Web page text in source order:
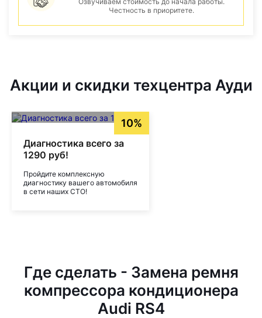
Честность в приоритете.
Акции и скидки техцентра Ауди
10%
Диагностика всего за
1290 руб!
Пройдите комплексную
диагностику вашего автомобиля
в сети наших СТО!
Где сделать - Замена ремня
компрессора кондиционера
Audi RS4